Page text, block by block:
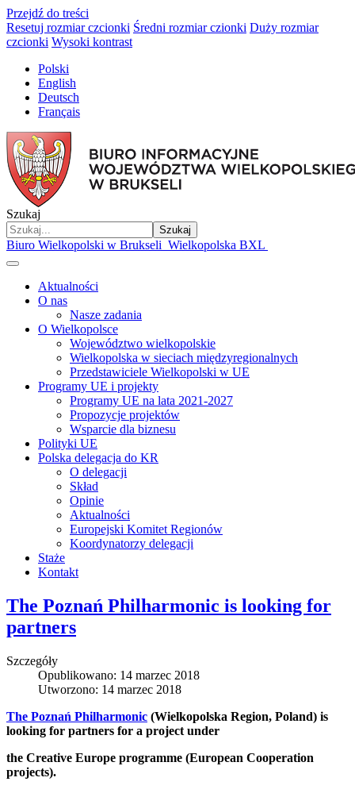
Przejdź do treści
Resetuj rozmiar czcionki Średni rozmiar czionki Duży rozmiar
czcionki Wysoki kontrast
Polski
English
Deutsch
Français
Szukaj
Szukaj
Biuro Wielkopolski w Brukseli Wielkopolska BXL
Aktualności
O nas
Nasze zadania
O Wielkopolsce
Województwo wielkopolskie
Wielkopolska w sieciach międzyregionalnych
Przedstawiciele Wielkopolski w UE
Programy UE i projekty
Programy UE na lata 2021-2027
Propozycje projektów
Wsparcie dla biznesu
Polityki UE
Polska delegacja do KR
O delegacji
Skład
Opinie
Aktualności
Europejski Komitet Regionów
Koordynatorzy delegacji
Staże
Kontakt
The Poznań Philharmonic is looking for
partners
Szczegóły
Opublikowano: 14 marzec 2018
Utworzono: 14 marzec 2018
The Poznań Philharmonic (Wielkopolska Region, Poland) is
looking for partners for a project under
the Creative Europe programme (European Cooperation
projects).